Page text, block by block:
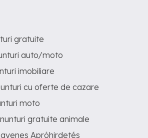
gratuite
auto/moto
imobiliare
cu oferte de cazare
moto
gratuite animale
Apróhirdetés